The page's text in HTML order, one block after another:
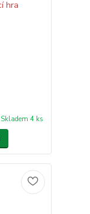
Skladem 4 ks